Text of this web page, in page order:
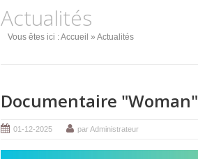
Actualités
Vous êtes ici :Accueil » Actualités
Documentaire "Woman"
01-12-2025 par Administrateur